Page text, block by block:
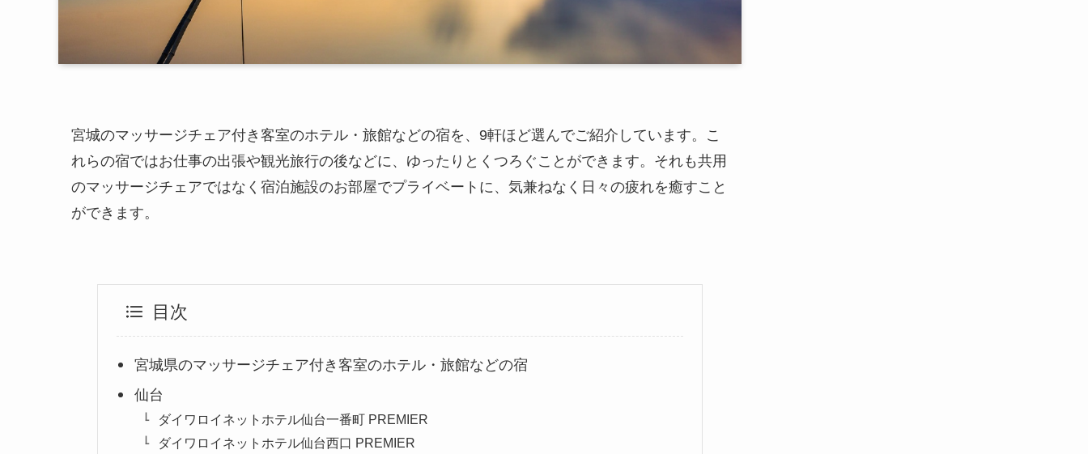
宮城のマッサージチェア付き客室のホテル・旅館などの宿を、9軒ほど選んでご紹介しています。こ
れらの宿ではお仕事の出張や観光旅行の後などに、ゆったりとくつろぐことができます。それも共用
のマッサージチェアではなく宿泊施設のお部屋でプライベートに、気兼ねなく日々の疲れを癒すこと
ができます。
目次
宮城県のマッサージチェア付き客室のホテル・旅館などの宿
仙台
ダイワロイネットホテル仙台一番町 PREMIER
ダイワロイネットホテル仙台西口 PREMIER